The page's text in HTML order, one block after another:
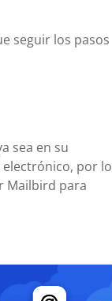
seguir los pasos
sea en su
por lo
Mailbird para